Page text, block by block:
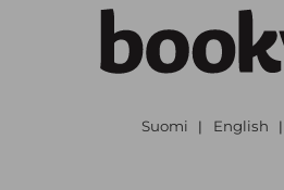
Suomi | English |